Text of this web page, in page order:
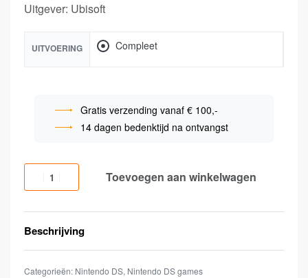
Uitgever: Ubisoft
UITVOERING Compleet
Gratis verzending vanaf € 100,-
14 dagen bedenktijd na ontvangst
Toevoegen aan winkelwagen
Beschrijving
Categorieën: Nintendo DS, Nintendo DS games